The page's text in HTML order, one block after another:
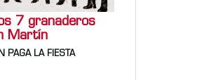
7 granaderos
Martín
PAGA LA FIESTA